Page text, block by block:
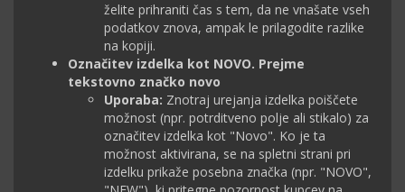
želite prihraniti čas s tem, da ne vnašate vseh
podatkov znova, ampak le prilagodite razlike
na kopiji.
Označitev izdelka kot NOVO. Prejme
tekstovno značko novo
Uporaba: Znotraj urejanja izdelka poiščete
možnost (npr. potrditveno polje ali stikalo) za
označitev izdelka kot "Novo". Ko je ta
možnost aktivirana, se na spletni strani pri
izdelku prikaže posebna značka (npr. "NOVO",